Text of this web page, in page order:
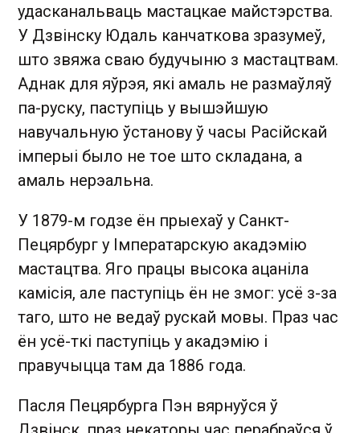
удасканальваць мастацкае майстэрства.
У Дзвінску Юдаль канчаткова зразумеў,
што звяжа сваю будучыню з мастацтвам.
Аднак для яўрэя, які амаль не размаўляў
па-руску, паступіць у вышэйшую
навучальную ўстанову ў часы Расійскай
імперыі было не тое што складана, а
амаль нерэальна.
У 1879-м годзе ён прыехаў у Санкт-
Пецярбург у Імператарскую акадэмію
мастацтва. Яго працы высока ацаніла
камісія, але паступіць ён не змог: усё з-за
таго, што не ведаў рускай мовы. Праз час
ён усё-ткі паступіць у акадэмію і
правучыцца там да 1886 года.
Пасля Пецярбурга Пэн вярнуўся ў